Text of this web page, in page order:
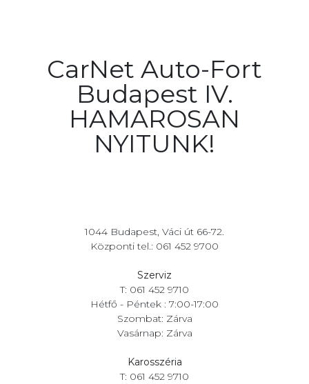
CarNet Auto-Fort
Budapest IV.
HAMAROSAN
NYITUNK!
1044 Budapest, Váci út 66-72.
Központi tel.: 061 452 9700
Szerviz
T: 061 452 9710
Hétfő - Péntek : 7:00-17:00
Szombat: Zárva
Vasárnap: Zárva
Karosszéria
T: 061 452 9710